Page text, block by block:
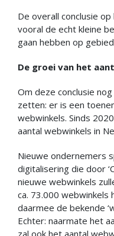
De overall conclusie
vooral de echt kleine
gaan hebben op
De groei van het
Om deze conclusie
zetten: er is een
webwinkels. Sinds
aantal webwinkels in
Nieuwe ondernemers
digitalisering die door
nieuwe webwinkels
ca. 73.000
daarmee de bekende
Echter: naarmate het
zal ook het aantal